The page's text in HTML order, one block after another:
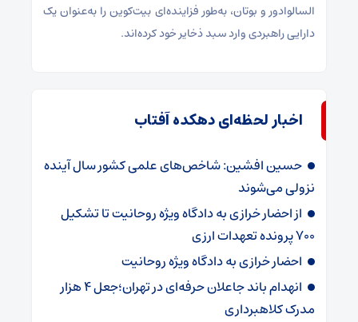
السالوادور و بوتان، به‌طور فزاینده‌ای بیت‌کوین را به‌عنوان یک
دارایی راهبردی وارد سبد ذخایر خود کرده‌اند.
اخبار لحظه‌ای دهکده آفتاب
حسین افشین: شاخص‌های علمی کشور سال آینده
نزولی می‌شوند
از احضار خرازی به دادگاه ویژه روحانیت تا تشکیل
۷۰۰ پرونده تعهدات ارزی
احضار خرازی به دادگاه ویژه روحانیت
انهدام باند جاعلان حرفه‌ای در تهران؛جعل ۴ هزار
مدرک کلاهبرداری